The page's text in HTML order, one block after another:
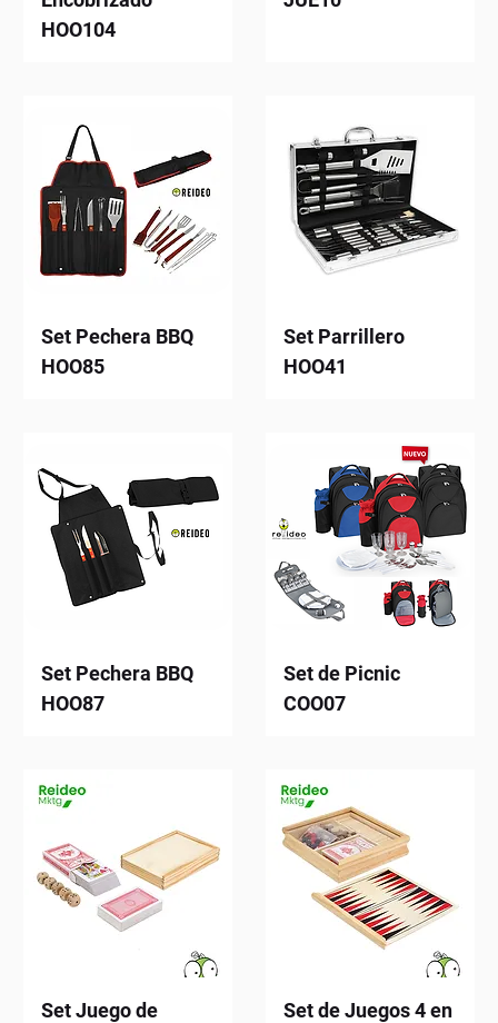
HOO104
Set Pechera BBQ
HOO85
Set Parrillero
HOO41
Set Pechera BBQ
HOO87
Set de Picnic
COO07
Set Juego de
Set de Juegos 4 en